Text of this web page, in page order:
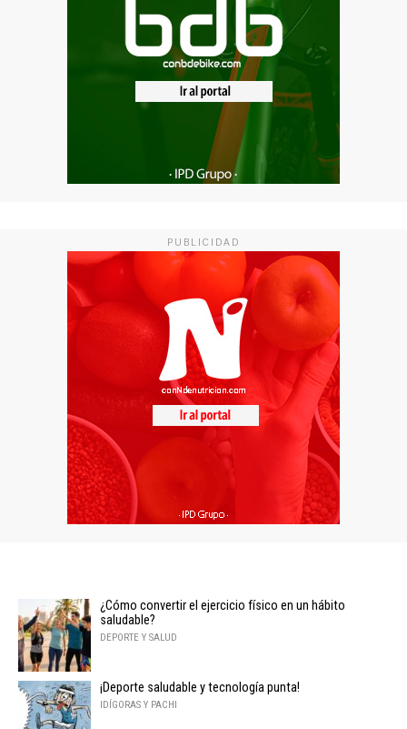
PUBLICIDAD
¿Cómo convertir el ejercicio físico en un hábito
saludable?
DEPORTE Y SALUD
¡Deporte saludable y tecnología punta!
IDÍGORAS Y PACHI